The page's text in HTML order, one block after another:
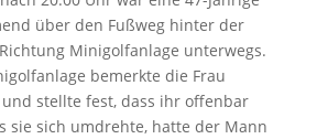
über den Fußweg hinter der
Minigolfanlage unterwegs.
bemerkte die Frau
stellte fest, dass ihr offenbar
sie sich umdrehte, hatte der Mann